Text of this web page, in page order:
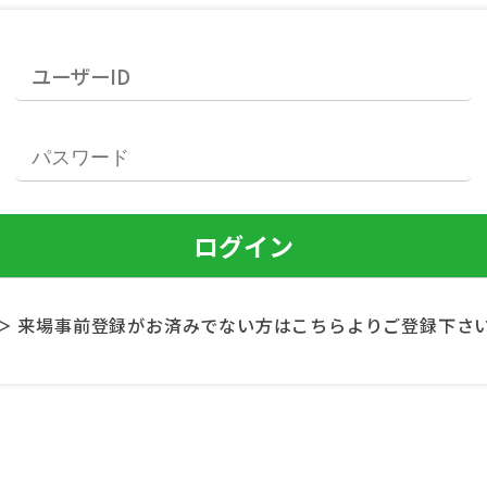
来場事前登録がお済みでない方はこちらよりご登録下さ